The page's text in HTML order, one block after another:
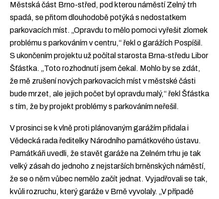
Městská část Brno-střed, pod kterou náměstí Zelný trh
spadá, se přitom dlouhodobě potýká s nedostatkem
parkovacích míst. „Opravdu to mělo pomoci vyřešit zlomek
problému s parkováním v centru,“ řekl o garážích Pospíšil.
S ukončením projektu už počítal starosta Brna-středu Libor
Šťástka. „Toto rozhodnutí jsem čekal. Mohlo by se zdát,
že mě zrušení nových parkovacích míst v městské části
bude mrzet, ale jejich počet byl opravdu malý,“ řekl Šťástka
s tím, že by projekt problémy s parkováním neřešil.
V prosinci se k vlně proti plánovaným garážím přidala i
Vědecká rada ředitelky Národního památkového ústavu.
Památkáři uvedli, že stavět garáže na Zelném trhu je tak
velký zásah do jednoho z nejstarších brněnských náměstí,
že se o něm vůbec nemělo začít jednat. Vyjadřovali se tak,
kvůli rozruchu, který garáže v Brně vyvolaly. „V případě